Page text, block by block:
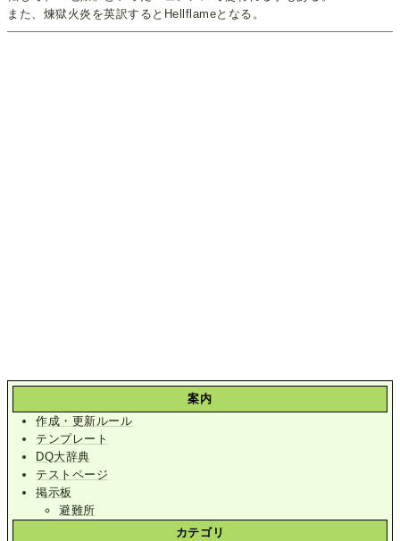
また、煉獄火炎を英訳するとHellflameとなる。
案内
作成・更新ルール
テンプレート
DQ大辞典
テストページ
掲示板
避難所
カテゴリ